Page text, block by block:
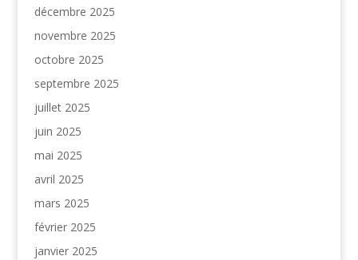
décembre 2025
novembre 2025
octobre 2025
septembre 2025
juillet 2025
juin 2025
mai 2025
avril 2025
mars 2025
février 2025
janvier 2025